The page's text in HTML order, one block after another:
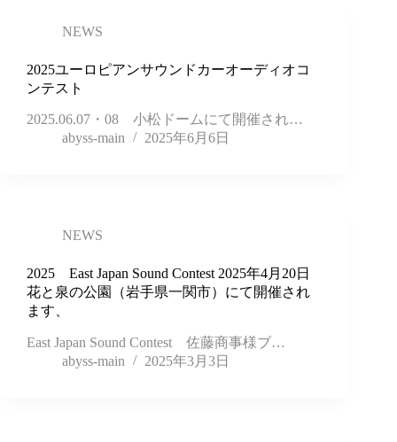
NEWS
2025ユーロピアンサウンドカーオーディオコ
ンテスト
2025.06.07・08 小松ドームにて開催され…
abyss-main
2025年6月6日
NEWS
2025 East Japan Sound Contest 2025年4月20日
花と泉の公園（岩手県一関市）にて開催され
ます、
East Japan Sound Contest 佐藤商事様ブ…
abyss-main
2025年3月3日